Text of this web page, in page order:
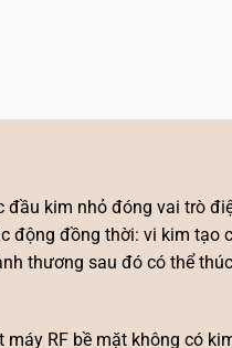
đầu kim nhỏ đóng vai trò
động đồng thời: vi kim tạo
thương sau đó có thể
RF bề mặt không có